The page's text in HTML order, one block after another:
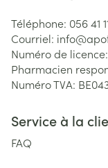
Téléphone: 056 41
Courriel: info@
Numéro de licence:
Pharmacien
Numéro TVA:
Service à la
FAQ